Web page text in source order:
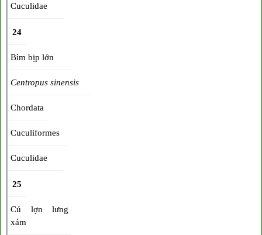
Cuculidae
24
Bìm bịp lớn
Centropus sinensis
Chordata
Cuculiformes
Cuculidae
25
Cú lợn lưng
xám